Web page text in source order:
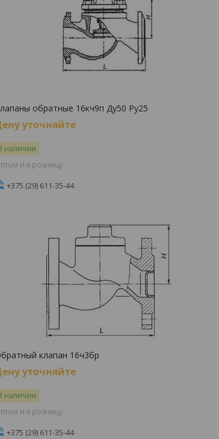
обратные 16кч9п Ду50 Ру25
уточняйте
наличии
и в розницу
+375 (29) 611-35-44
клапан 16ч3бр
уточняйте
наличии
и в розницу
+375 (29) 611-35-44